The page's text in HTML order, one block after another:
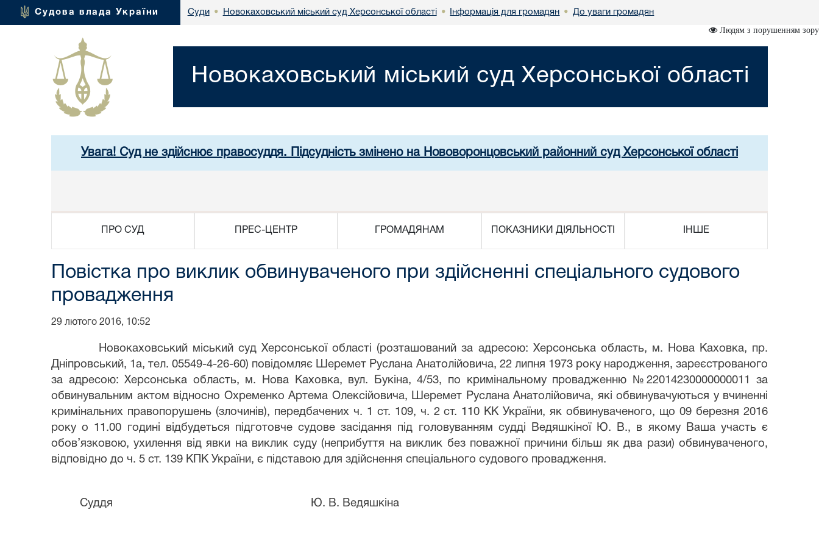
Судова влада України Суди • Новокаховський міський суд Херсонської області • Інформація для громадян • До уваги громадян
Людям з порушенням зору
Новокаховський міський суд Херсонської області
Увага! Суд не здійснює правосуддя. Підсудність змінено на Нововоронцовський районний суд Херсонської області
ПРО СУД ПРЕС-ЦЕНТР ГРОМАДЯНАМ ПОКАЗНИКИ ДІЯЛЬНОСТІ ІНШЕ
Повістка про виклик обвинуваченого при здійсненні спеціального судового
провадження
29 лютого 2016, 10:52
Новокаховський міський суд Херсонської області (розташований за адресою: Херсонська область, м. Нова Каховка, пр.
Дніпровський, 1а, тел. 05549-4-26-60) повідомляє Шеремет Руслана Анатолійовича, 22 липня 1973 року народження, зареєстрованого
за адресою: Херсонська область, м. Нова Каховка, вул. Букіна, 4/53, по кримінальному провадженню №22014230000000011 за
обвинувальним актом відносно Охременко Артема Олексійовича, Шеремет Руслана Анатолійовича, які обвинувачуються у вчиненні
кримінальних правопорушень (злочинів), передбачених ч. 1 ст. 109, ч. 2 ст. 110 КК України, як обвинуваченого, що 09 березня 2016
року о 11.00 годині відбудеться підготовче судове засідання під головуванням судді Ведяшкіної Ю. В., в якому Ваша участь є
обов’язковою, ухилення від явки на виклик суду (неприбуття на виклик без поважної причини більш як два рази) обвинуваченого,
відповідно до ч. 5 ст. 139 КПК України, є підставою для здійснення спеціального судового провадження.
Суддя Ю. В. Ведяшкіна